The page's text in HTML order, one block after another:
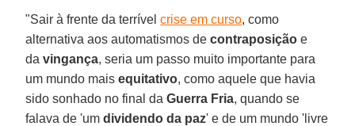
"Sair à frente da terrívelcrise em curso, como
alternativa aos automatismos decontraposição e
davingança, seria um passo muito importante para
um mundo maisequitativo, como aquele que havia
sido sonhado no final daGuerra Fria, quando se
falava de 'umdividendo da paz' e de um mundo 'livre